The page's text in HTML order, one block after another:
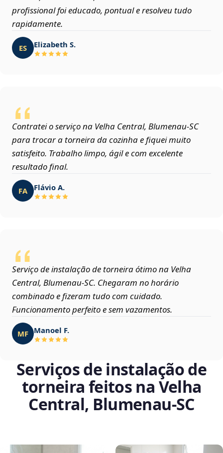
profissional foi educado, pontual e resolveu tudo
rapidamente.
ES Elizabeth S.
Contratei o serviço na Velha Central, Blumenau‑SC
para trocar a torneira da cozinha e fiquei muito
satisfeito. Trabalho limpo, ágil e com excelente
resultado final.
FA Flávio A.
Serviço de instalação de torneira ótimo na Velha
Central, Blumenau‑SC. Chegaram no horário
combinado e fizeram tudo com cuidado.
Funcionamento perfeito e sem vazamentos.
MF Manoel F.
Serviços de instalação de
torneira feitos na Velha
Central, Blumenau‑SC